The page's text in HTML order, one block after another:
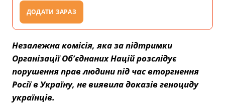
ДОДАТИ ЗАРАЗ
Незалежна комісія, яка за підтримки
Організації Об’єднаних Націй розслідує
порушення прав людини під час вторгнення
Росії в Україну, не виявила доказів геноциду
українців.